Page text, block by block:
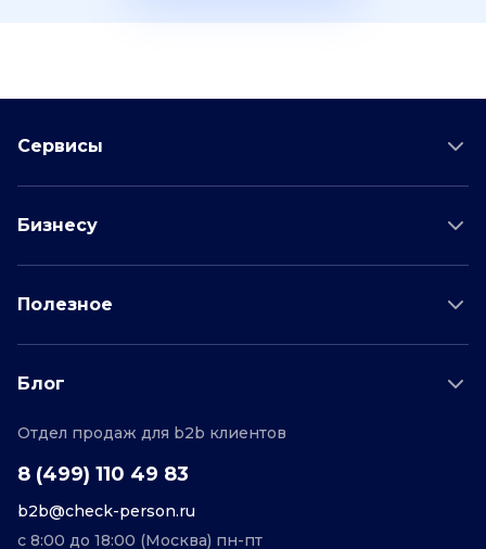
Сервисы
Проверка водителя
Бизнесу
Проверка по отраслям
Полезное
О проекте
Персональные данные
Блог
Редакционная политика
Отдел продаж для b2b клиентов
8 (499) 110 49 83
b2b@check-person.ru
с 8:00 до 18:00 (Москва) пн-пт